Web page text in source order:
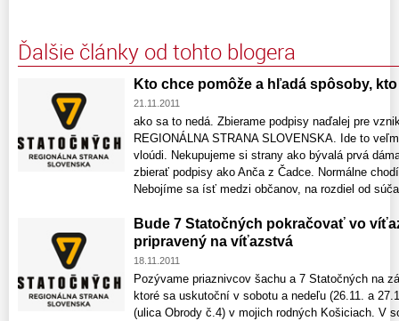
Ďalšie články od tohto blogera
Kto chce pomôže a hľadá spôsoby,
21.11.2011
ako sa to nedá. Zbierame podpisy naďalej pre
REGIONÁLNA STRANA SLOVENSKA. Ide to
vloúdi. Nekupujeme si strany ako bývalá prvá
zbierať podpisy ako Anča z Čadce. Normálne
Nebojíme sa ísť medzi občanov, na rozdiel od
Bude 7 Statočných pokračovať vo
pripravený na víťazstvá
18.11.2011
Pozývame priaznivcov šachu a 7 Statočných na
ktoré sa uskutoční v sobotu a nedeľu (26.11. a
(ulica Obrody č.4) v mojich rodných Košiciach. V